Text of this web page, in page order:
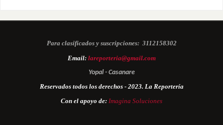
Para clasificados y suscripciones: 3112158302
Email: lareporteria@gmail.com
Yopal - Casanare
Reservados todos los derechos - 2023. La Reportería
Con el apoyo de: Imagina Soluciones